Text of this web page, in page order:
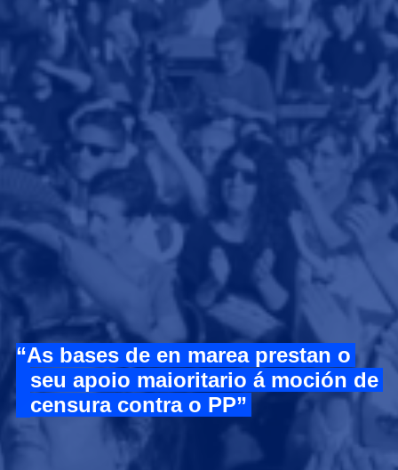
As bases de en marea prestan o
seu apoio maioritario á moción de
censura contra o PP